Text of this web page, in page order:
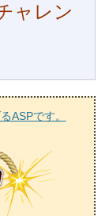
ャレン
ASPです。